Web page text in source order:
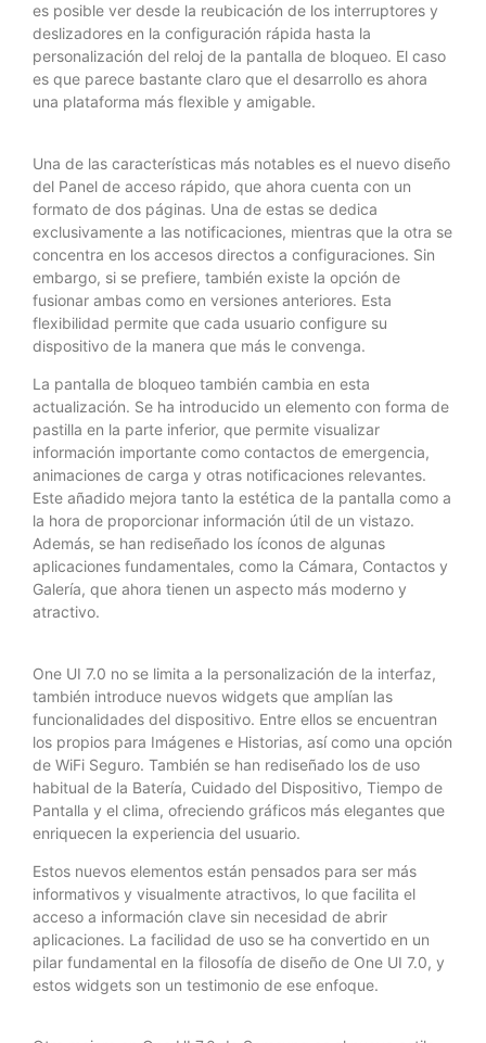
es posible ver desde la reubicación de los interruptores y
deslizadores en la configuración rápida hasta la
personalización del reloj de la pantalla de bloqueo. El caso
es que parece bastante claro que el desarrollo es ahora
una plataforma más flexible y amigable.
Una de las características más notables es el nuevo diseño
del Panel de acceso rápido, que ahora cuenta con un
formato de dos páginas. Una de estas se dedica
exclusivamente a las notificaciones, mientras que la otra se
concentra en los accesos directos a configuraciones. Sin
embargo, si se prefiere, también existe la opción de
fusionar ambas como en versiones anteriores. Esta
flexibilidad permite que cada usuario configure su
dispositivo de la manera que más le convenga.
La pantalla de bloqueo también cambia en esta
actualización. Se ha introducido un elemento con forma de
pastilla en la parte inferior, que permite visualizar
información importante como contactos de emergencia,
animaciones de carga y otras notificaciones relevantes.
Este añadido mejora tanto la estética de la pantalla como a
la hora de proporcionar información útil de un vistazo.
Además, se han rediseñado los íconos de algunas
aplicaciones fundamentales, como la Cámara, Contactos y
Galería, que ahora tienen un aspecto más moderno y
atractivo.
One UI 7.0 no se limita a la personalización de la interfaz,
también introduce nuevos widgets que amplían las
funcionalidades del dispositivo. Entre ellos se encuentran
los propios para Imágenes e Historias, así como una opción
de WiFi Seguro. También se han rediseñado los de uso
habitual de la Batería, Cuidado del Dispositivo, Tiempo de
Pantalla y el clima, ofreciendo gráficos más elegantes que
enriquecen la experiencia del usuario.
Estos nuevos elementos están pensados para ser más
informativos y visualmente atractivos, lo que facilita el
acceso a información clave sin necesidad de abrir
aplicaciones. La facilidad de uso se ha convertido en un
pilar fundamental en la filosofía de diseño de One UI 7.0, y
estos widgets son un testimonio de ese enfoque.